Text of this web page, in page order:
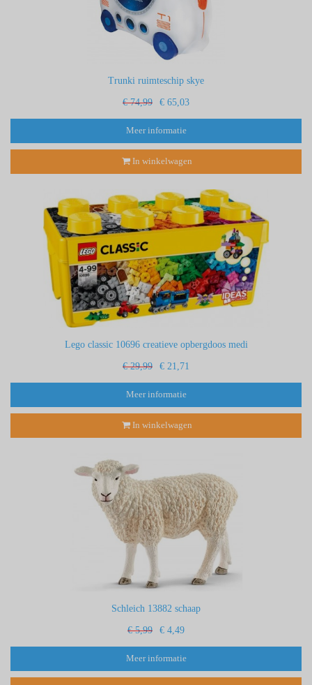
Trunki ruimteschip skye
€ 74,99 € 65,03
Meer informatie
In winkelwagen
Lego classic 10696 creatieve opbergdoos medi
€ 29,99 € 21,71
Meer informatie
In winkelwagen
Schleich 13882 schaap
€ 5,99 € 4,49
Meer informatie